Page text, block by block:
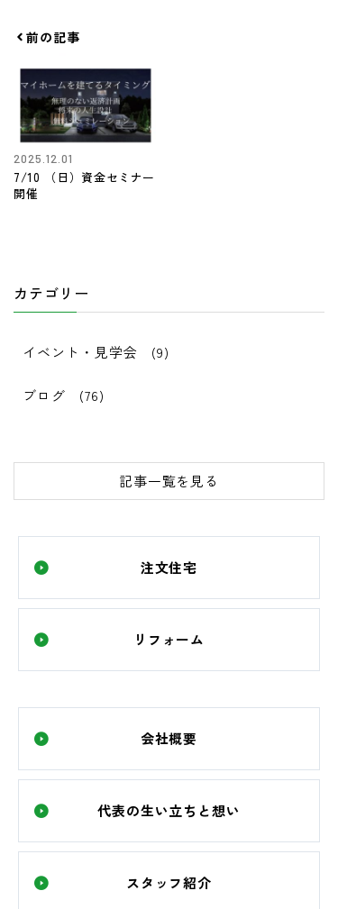
前の記事
2025.12.01
7/10 （日）資金セミナー
開催
カテゴリー
イベント・見学会 (9)
ブログ (76)
記事一覧を見る
注文住宅
リフォーム
会社概要
代表の生い立ちと想い
スタッフ紹介